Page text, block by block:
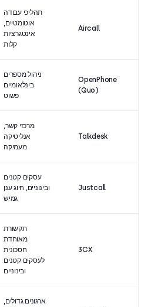
Aircall
תהליכי עבודה
אוטומטיים,
אינטגרציות
OpenPhone
(Quo)
ניהול מספרים
בינלאומיים
Talkdesk
מרכזי קשר,
אנליטיקה
מעמיקה
Justcall
עסקים קטנים
ובינוניים, חיוג ענן
תקשורת
מאוחדת
חסכונית
לעסקים קטנים
ובינוניים
ארגונים גדולים,